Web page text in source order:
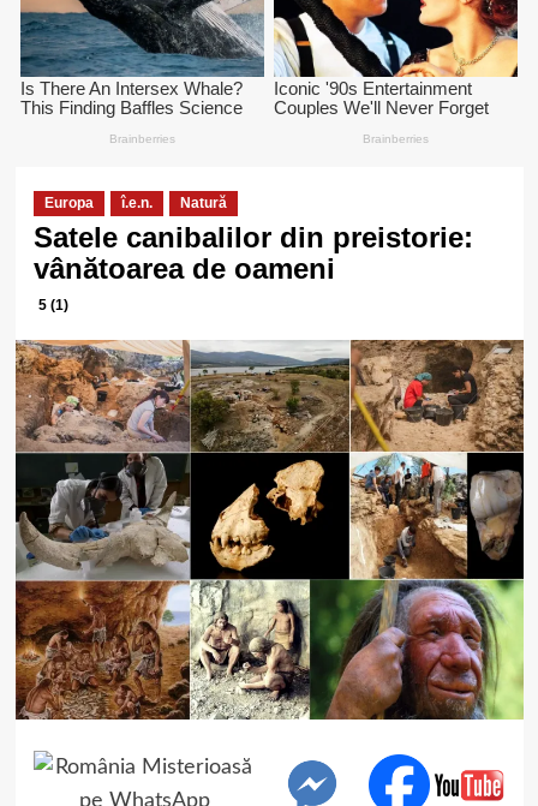
Europa î.e.n. Natură
Satele canibalilor din preistorie:
vânătoarea de oameni
5 (1)